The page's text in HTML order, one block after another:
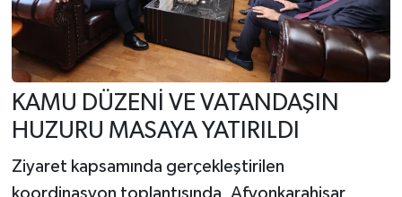
KAMU DÜZENİ VE VATANDAŞIN
HUZURU MASAYA YATIRILDI
Ziyaret kapsamında gerçekleştirilen
koordinasyon toplantısında, Afyonkarahisar